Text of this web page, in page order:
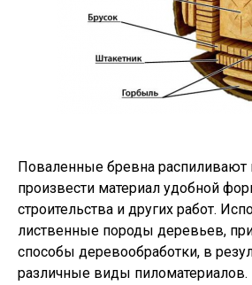
Поваленные бревна распиливают
произвести материал удобной
строительства и других работ.
лиственные породы деревьев,
способы деревообработки, в
различные виды